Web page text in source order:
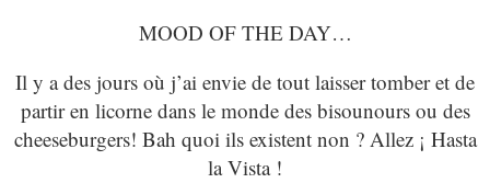
MOOD OF THE DAY…
Il y a des jours où j’ai envie de tout laisser tomber et de
partir en licorne dans le monde des bisounours ou des
cheeseburgers! Bah quoi ils existent non ? Allez ¡ Hasta
la Vista !